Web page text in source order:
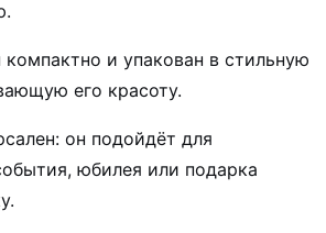
и упакован в стильную
его красоту.
он подойдёт для
юбилея или подарка